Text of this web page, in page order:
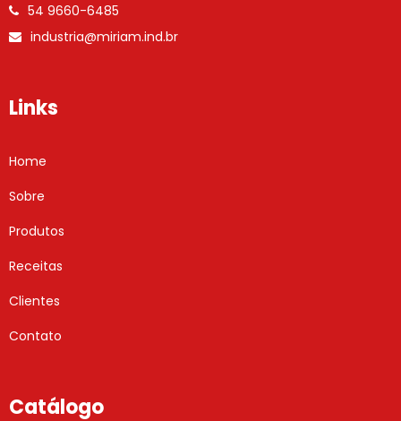
54 9660-6485
industria@miriam.ind.br
Links
Home
Sobre
Produtos
Receitas
Clientes
Contato
Catálogo